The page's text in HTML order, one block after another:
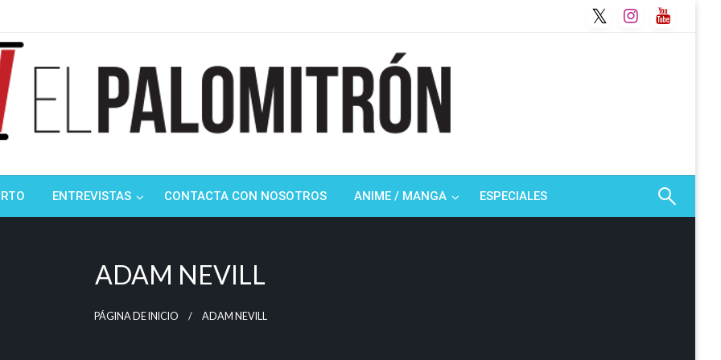
ENTREVISTAS CONTACTA CON NOSOTROS ANIME / MANGA ESPECIALES
ADAM NEVILL
PÁGINA DE INICIO ADAM NEVILL